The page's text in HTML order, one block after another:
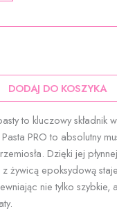
do
DODAJ DO KOSZYKA
to kluczowy składnik
PRO to absolutny
Dzięki jej
z żywicą epoksydową
nie tylko szybkie,